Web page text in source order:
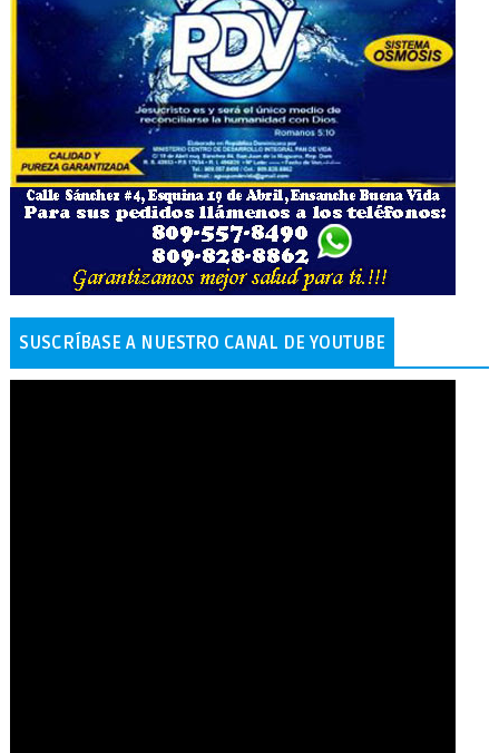
SUSCRÍBASE A NUESTRO CANAL DE YOUTUBE